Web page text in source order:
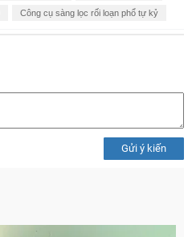
Công cụ sàng lọc rối loạn phổ tự kỷ
Gửi ý kiến